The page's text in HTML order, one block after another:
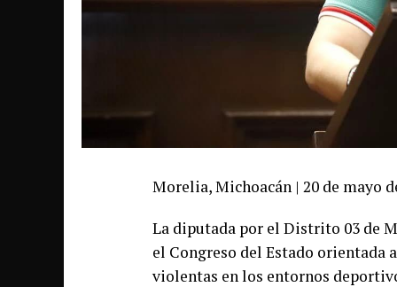
Morelia, Michoacán | 20 de mayo
La diputada por el Distrito 03 de
el Congreso del Estado orientada
violentas en los entornos